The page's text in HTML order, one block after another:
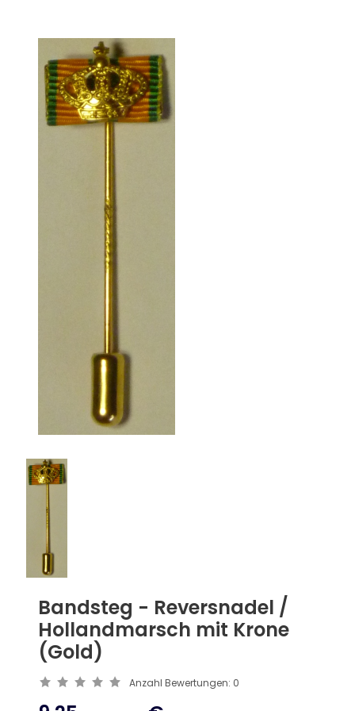
Bandsteg - Reversnadel /
Hollandmarsch mit Krone
(Gold)
Anzahl Bewertungen: 0